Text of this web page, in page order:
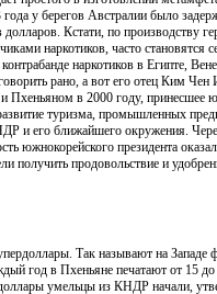
у берегов Австралии было
Кстати, по производству
наркотиков, часто становятся
наркотиков в Египте,
рано, а вот его отец Ким
Пхеньяном в 2000 году,
туризма, промышленных
и его ближайшего окружения.
южнокорейского президента
получить продовольствие и
Так называют на Западе
год в Пхеньяне печатают от 15
умельцы из КНДР начали,